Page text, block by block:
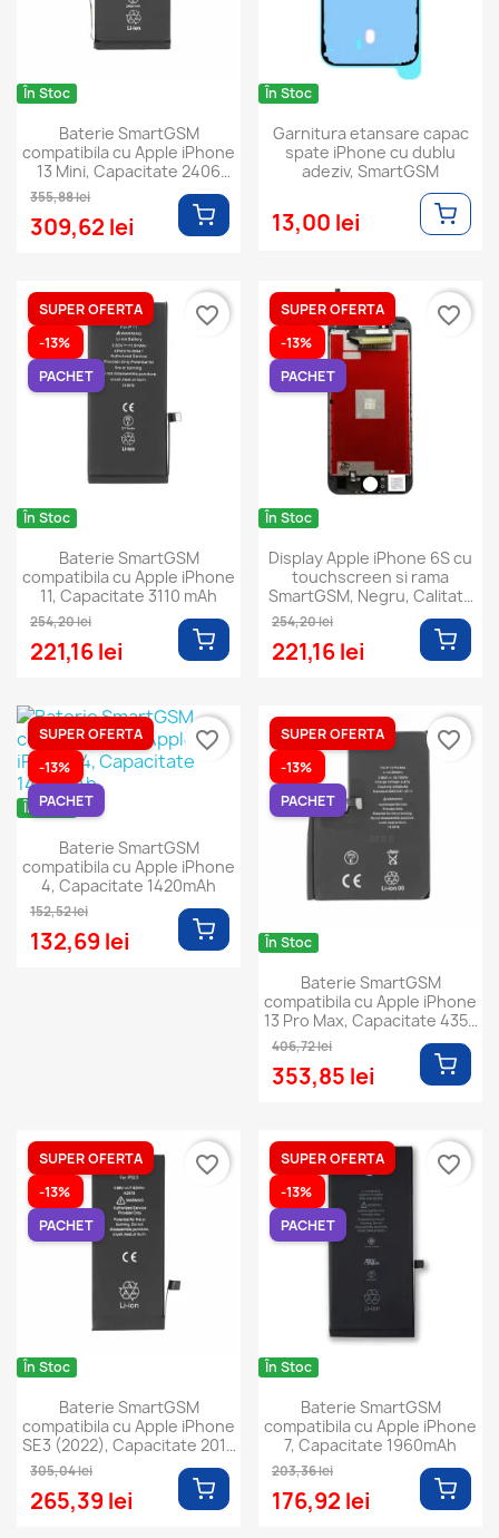
În Stoc
Baterie SmartGSM
compatibila cu Apple iPhone
13 Mini, Capacitate 2406
355,88 lei
309,62 lei
În Stoc
Garnitura etansare capac
spate iPhone cu dublu
adeziv, SmartGSM
13,00 lei
În Stoc
Baterie SmartGSM
compatibila cu Apple iPhone
11, Capacitate 3110 mAh
254,20 lei
221,16 lei
SUPER OFERTA
-13%
PACHET
favorite_border
În Stoc
Display Apple iPhone 6S cu
touchscreen si rama
SmartGSM, Negru, Calitate
254,20 lei
221,16 lei
SUPER OFERTA
-13%
PACHET
favorite_border
În Stoc
Baterie SmartGSM
compatibila cu Apple iPhone
4, Capacitate 1420mAh
152,52 lei
132,69 lei
SUPER OFERTA
-13%
PACHET
favorite_border
În Stoc
Baterie SmartGSM
compatibila cu Apple iPhone
13 Pro Max, Capacitate 4352
406,72 lei
353,85 lei
SUPER OFERTA
-13%
PACHET
favorite_border
În Stoc
Baterie SmartGSM
compatibila cu Apple iPhone
SE3 (2022), Capacitate 2018
305,04 lei
265,39 lei
SUPER OFERTA
-13%
PACHET
favorite_border
În Stoc
Baterie SmartGSM
compatibila cu Apple iPhone
7, Capacitate 1960mAh
203,36 lei
176,92 lei
SUPER OFERTA
-13%
PACHET
favorite_border